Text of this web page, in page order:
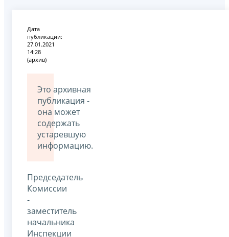
Дата
публикации:
27.01.2021
14:28
(архив)
Это архивная
публикация -
она может
содержать
устаревшую
информацию.
Председатель
Комиссии
-
заместитель
начальника
Инспекции